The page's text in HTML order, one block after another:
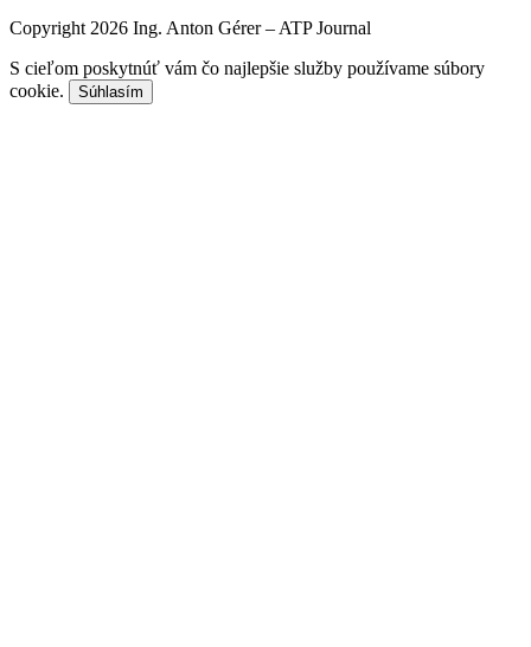
Copyright 2026 Ing. Anton Gérer – ATP Journal
S cieľom poskytnúť vám čo najlepšie služby používame súbory
cookie.
Súhlasím